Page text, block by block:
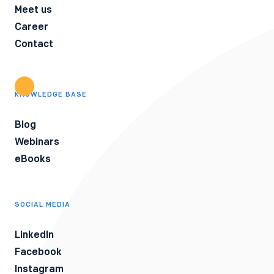
Meet us
Career
Contact
KNOWLEDGE BASE
Blog
Webinars
eBooks
SOCIAL MEDIA
LinkedIn
Facebook
Instagram